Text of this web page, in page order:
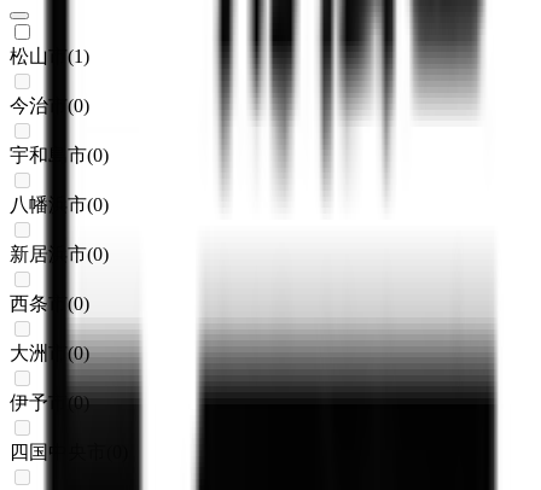
松山市 (1)
今治市 (0)
宇和島市(0)
八幡浜市(0)
新居浜市(0)
西条市 (0)
大洲市 (0)
伊予市 (0)
四国中央市